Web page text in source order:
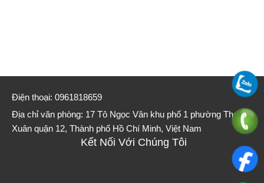
Điện thoại: 0961818659
Địa chỉ văn phòng: 17 Tô Ngọc Vân khu phố 1 phường Thạnh
Xuân quận 12, Thành phố Hồ Chí Minh, Việt Nam
Kết Nối Với Chúng Tôi